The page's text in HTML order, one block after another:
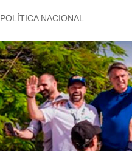
POLÍTICA NACIONAL